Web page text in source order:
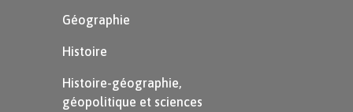
Géographie
Histoire
Histoire-géographie,
géopolitique et sciences